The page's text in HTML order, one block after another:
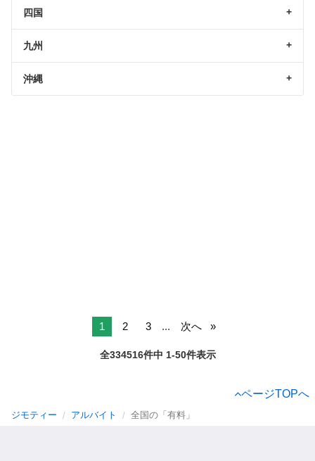
四国
九州
沖縄
1 2 3 ... 次へ
全334516件中 1-50件表示
ページTOPへ
ジモティー アルバイト 全国の「有料」